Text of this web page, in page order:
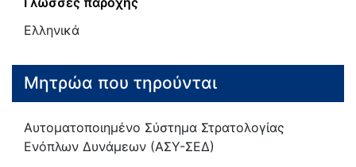
Ελληνικά
Μητρώα που τηρούνται
Αυτοματοποιημένο Σύστημα Στρατολογίας
Ενόπλων Δυνάμεων (ΑΣΥ-ΣΕΔ)